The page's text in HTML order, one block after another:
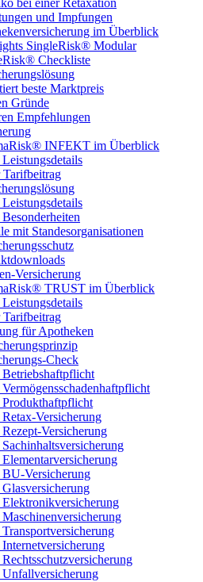
bei einer Retaxation
und Impfungen
im Überblick
SingleRisk® Modular
Checkliste
beste Marktpreis
Gründe
Empfehlungen
INFEKT im Überblick
Tarifbeitrag
mit Standesorganisationen
Versicherung
TRUST im Überblick
Tarifbeitrag
für Apotheken
Check
Versicherung
Versicherung
Versicherung